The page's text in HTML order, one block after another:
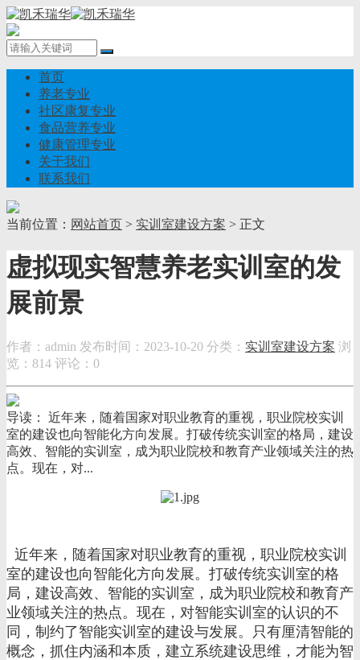
首页
养老专业
社区康复专业
食品营养专业
健康管理专业
关于我们
联系我们
当前位置： 网站首页 > 实训室建设方案 > 正文
虚拟现实智慧养老实训室的发
展前景
作者：admin 发布时间：2023-10-20 分类： 实训室建设方案 浏
览：814 评论：0
导读： 近年来，随着国家对职业教育的重视，职业院校实训
室的建设也向智能化方向发展。打破传统实训室的格局，建设
高效、智能的实训室，成为职业院校和教育产业领域关注的热
点。现在，对...
近年来，随着国家对职业教育的重视，职业院校实训
室的建设也向智能化方向发展。打破传统实训室的格
局，建设高效、智能的实训室，成为职业院校和教育产
业领域关注的热点。现在，对智能实训室的认识的不
同，制约了智能实训室的建设与发展。只有厘清智能的
概念，抓住内涵和本质，建立系统建设思维，才能为智